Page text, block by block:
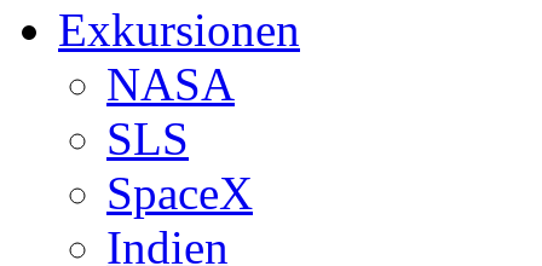
Exkursionen
NASA
SLS
SpaceX
Indien